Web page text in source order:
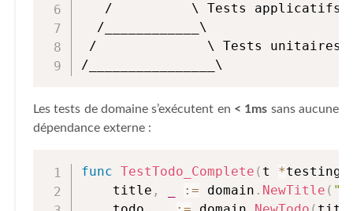
/          \ Tests applicatifs
  /____________\
/              \ Tests unitaires —
/________________\
Les tests de domaine s’exécutent en < 1ms sans aucune
dépendance externe :
func TestTodo_Complete ( t *testing
    title
, := domain . NewTitle (